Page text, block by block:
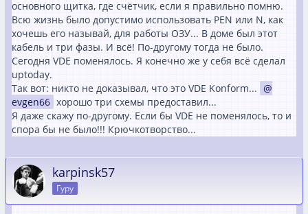
основного щитка, где счётчик, если я правильно помню.
Всю жизнь было допустимо использовать PEN или N, как
хочешь его называй, для работы ОЗУ... В доме был этот
кабель и три фазы. И всё! По-другому тогда не было.
Сегодня VDE поменялось. Я конечно же у себя всё сделал
uptoday.
Так вот: никто не доказывал, что это VDE Konform...
evgen66 хорошо три схемы предоставил...
Я даже скажу по-другому. Если бы VDE не поменялось, то и
спора бы не было!!! Крючкотворство...
karpinsk57
Гуру